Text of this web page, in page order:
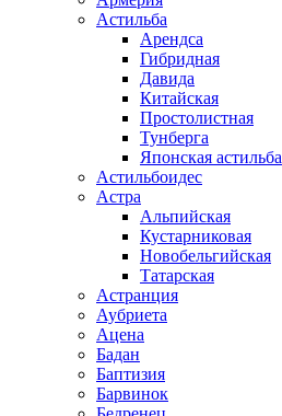
Астильба
Арендса
Гибридная
Давида
Китайская
Простолистная
Тунберга
Японская астильба
Астильбоидес
Астра
Альпийская
Кустарниковая
Новобельгийская
Татарская
Астранция
Аубриета
Ацена
Бадан
Баптизия
Барвинок